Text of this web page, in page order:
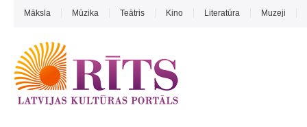
Māksla Mūzika Teātris Kino Literatūra Muzeji